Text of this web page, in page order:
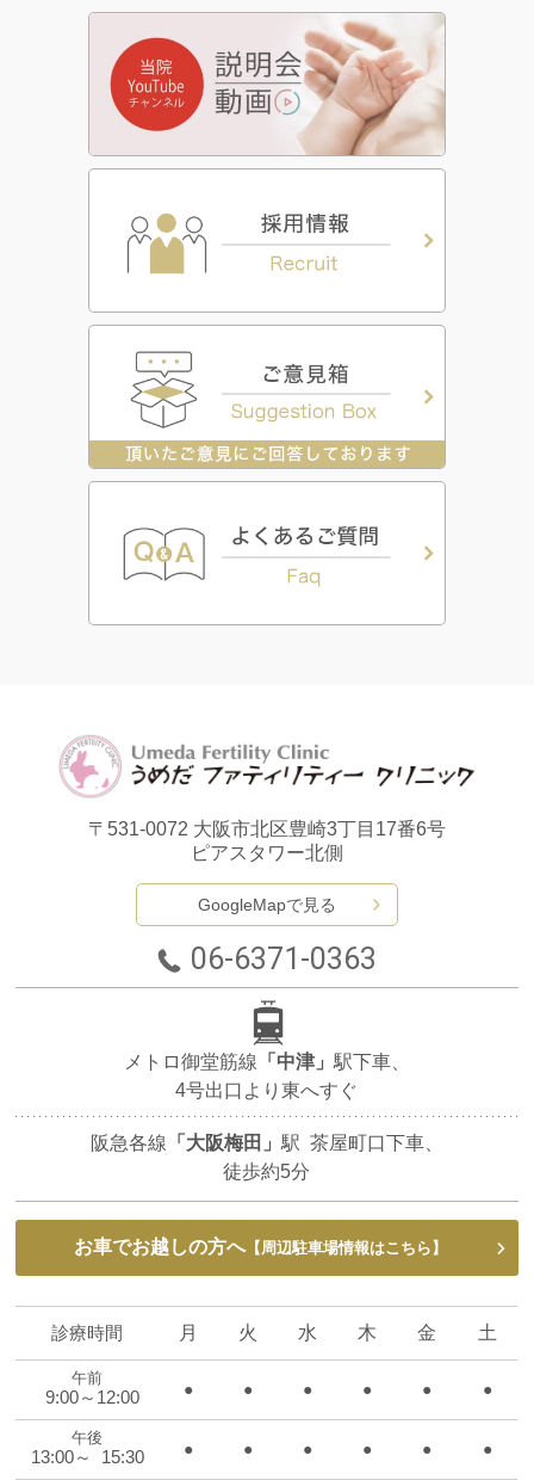
〒531-0072 大阪市北区豊崎3丁目17番6号
ピアスタワー北側
GoogleMapで見る
06-6371-0363
メトロ御堂筋線 「中津」 駅下車、
4号出口より東へすぐ
阪急各線 「大阪梅田」 駅 茶屋町口下車、
徒歩約5分
お車でお越しの方へ【周辺駐車場情報はこちら】
診療時間 月 火 水 木 金 土
午前
9:00～12:00 ● ● ● ● ● ●
午後
13:00～ 15:30 ● ● ● ● ● ●